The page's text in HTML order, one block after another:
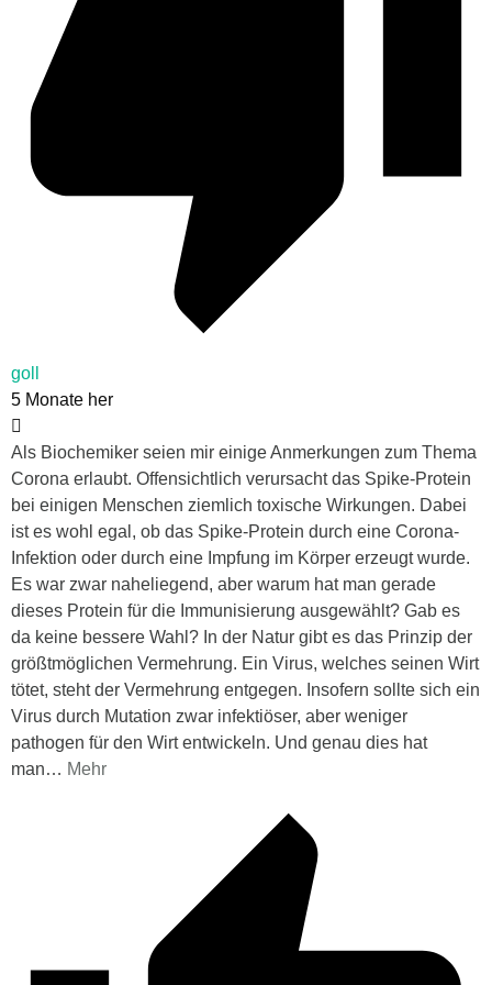
goll
5 Monate her
Als Biochemiker seien mir einige Anmerkungen zum Thema
Corona erlaubt. Offensichtlich verursacht das Spike-Protein
bei einigen Menschen ziemlich toxische Wirkungen. Dabei
ist es wohl egal, ob das Spike-Protein durch eine Corona-
Infektion oder durch eine Impfung im Körper erzeugt wurde.
Es war zwar naheliegend, aber warum hat man gerade
dieses Protein für die Immunisierung ausgewählt? Gab es
da keine bessere Wahl? In der Natur gibt es das Prinzip der
größtmöglichen Vermehrung. Ein Virus, welches seinen Wirt
tötet, steht der Vermehrung entgegen. Insofern sollte sich ein
Virus durch Mutation zwar infektiöser, aber weniger
pathogen für den Wirt entwickeln. Und genau dies hat
man… Mehr